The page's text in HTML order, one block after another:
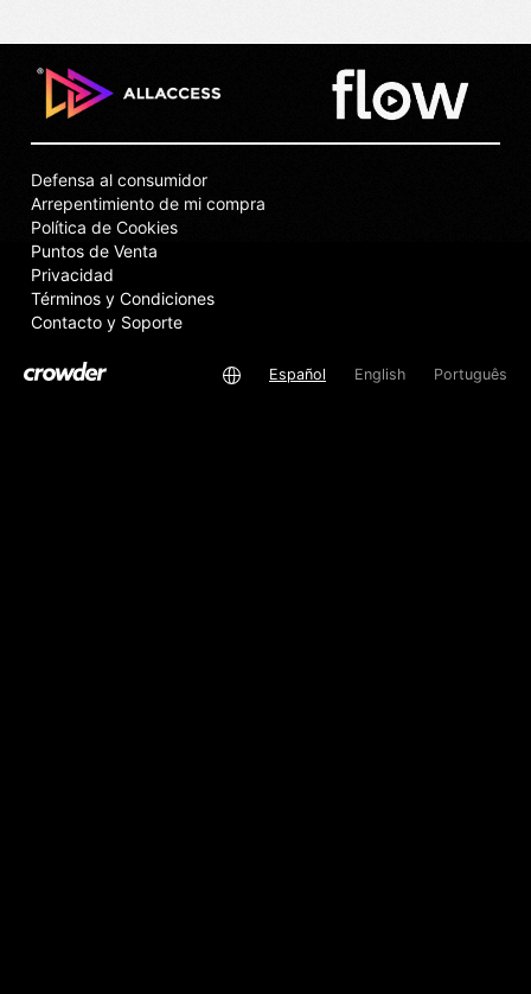
Contacto y Soporte
Términos y Condiciones
Privacidad
Puntos de Venta
Política de Cookies
Arrepentimiento de mi compra
Defensa al consumidor
Español English Português